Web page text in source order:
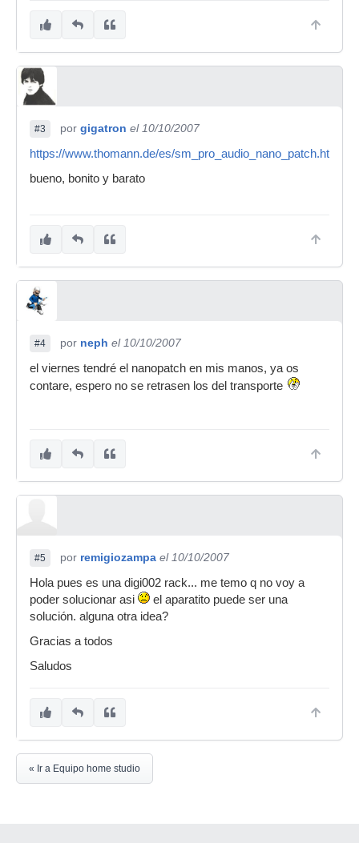
#3 por gigatron el 10/10/2007
https://www.thomann.de/es/sm_pro_audio_nano_patch.htm
bueno, bonito y barato
#4 por neph el 10/10/2007
el viernes tendré el nanopatch en mis manos, ya os
contare, espero no se retrasen los del transporte
#5 por remigiozampa el 10/10/2007
Hola pues es una digi002 rack... me temo q no voy a
poder solucionar asi
el aparatito puede ser una
solución. alguna otra idea?
Gracias a todos
Saludos
« Ir a Equipo home studio